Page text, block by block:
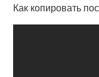
Как копировать